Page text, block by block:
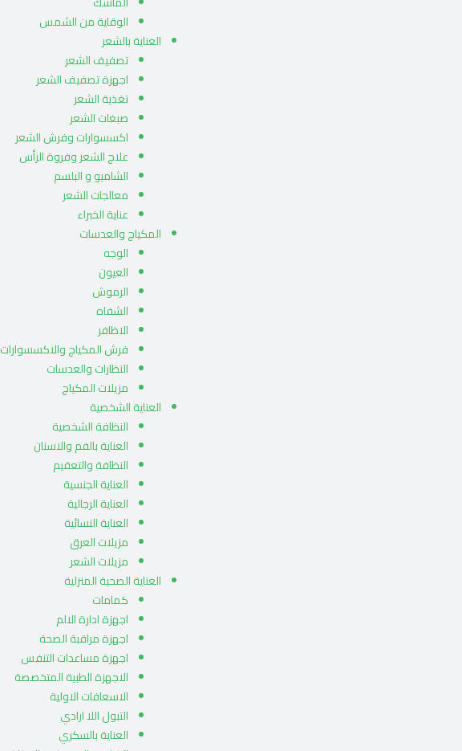
الوقاية من الشمس
العناية بالشعر
تصفيف الشعر
اجهزة تصفيف الشعر
تغذية الشعر
صبغات الشعر
اكسسوارات وفرش الشعر
علاج الشعر وفروة الرأس
الشامبو و البلسم
معالجات الشعر
عناية الخبراء
المكياج والعدسات
الوجه
العيون
الرموش
الشفاه
الاظافر
فرش المكياج والاكسسوارات
النظارات والعدسات
مزيلات المكياج
العناية الشخصية
النظافة الشخصية
العناية بالفم والاسنان
النظافة والتعقيم
العناية الجنسية
العناية الرجالية
العناية النسائية
مزيلات العرق
مزيلات الشعر
العناية الصحية المنزلية
كمامات
اجهزة ادارة الالم
اجهزة مراقبة الصحة
اجهزة مساعدات التنفس
الاجهزة الطبية المتخصصة
الاسعافات الاولية
التبول اللا ارادي
العناية بالسكري